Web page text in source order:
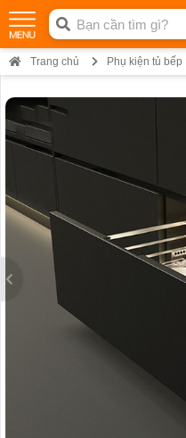
Trang chủ Phụ kiện tủ bếp